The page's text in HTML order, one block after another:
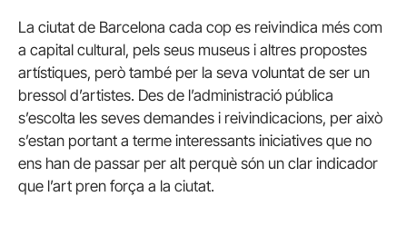
La ciutat de Barcelona cada cop es reivindica més com
a capital cultural, pels seus museus i altres propostes
artístiques, però també per la seva voluntat de ser un
bressol d’artistes. Des de l’administració pública
s’escolta les seves demandes i reivindicacions, per això
s’estan portant a terme interessants iniciatives que no
ens han de passar per alt perquè són un clar indicador
que l’art pren força a la ciutat.